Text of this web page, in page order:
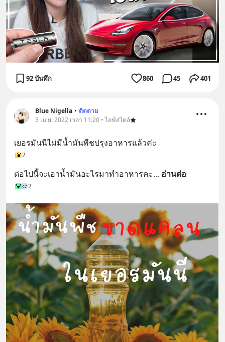
92 บันทึก 860 45 401
Blue Nigella • ติดตาม
3 เม.ย. 2022 เวลา 11:20 • ไลฟ์สไตล์
เยอรมันนีไม่มีน้ำมันพืชปรุงอาหารแล้วค่ะ
2
ต่อไปนี้จะเอาน้ำมันอะไรมาทำอาหารคะ... อ่านต่อ
2